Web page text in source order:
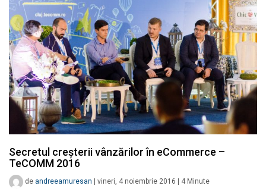
Secretul creșterii vânzărilor în eCommerce –
TeCOMM 2016
de andreeamuresan vineri, 4 noiembrie 2016 4 Minute